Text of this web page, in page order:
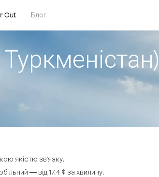
Out Блог
якістю зв'язку.
— від 17.4 ¢ за хвилину.